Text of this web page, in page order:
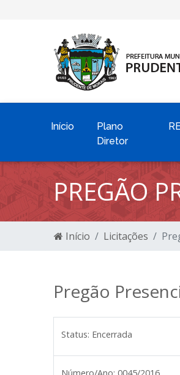
Início
Plano
Diretor
PREGÃO
Início Licitações
Pregão
Status: Encerrada